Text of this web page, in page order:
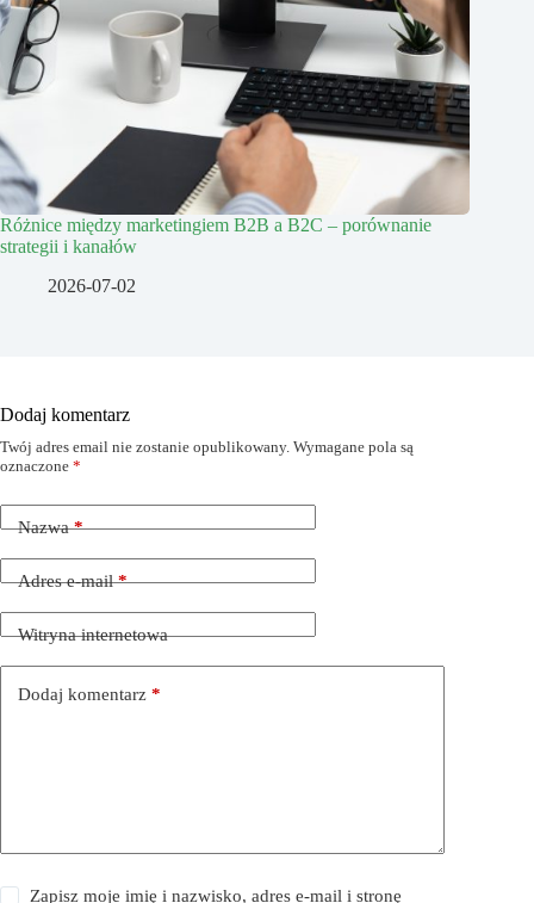
Różnice między marketingiem B2B a B2C – porównanie
strategii i kanałów
2026-07-02
Dodaj komentarz
Twój adres email nie zostanie opublikowany. Wymagane pola są
oznaczone *
Nazwa*
Adres e-mail*
Witryna internetowa
Dodaj komentarz *
Zapisz moje imię i nazwisko, adres e-mail i stronę